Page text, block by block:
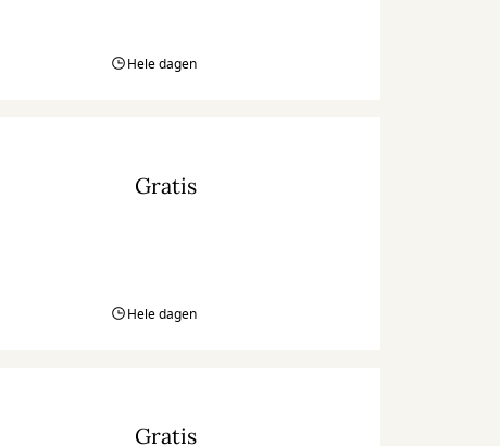
Hele dagen
Gratis
Hele dagen
Gratis